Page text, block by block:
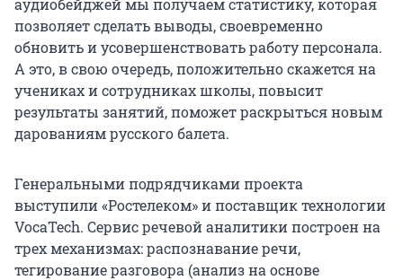
позволяет сделать выводы, своевременно
обновить и усовершенствовать работу персонала.
А это, в свою очередь, положительно скажется на
учениках и сотрудниках школы, повысит
результаты занятий, поможет раскрыться новым
дарованиям русского балета.
Генеральными подрядчиками проекта
выступили «Ростелеком» и поставщик технологии
VocaTech. Сервис речевой аналитики построен на
трех механизмах: распознавание речи,
тегирование разговора (анализ на основе